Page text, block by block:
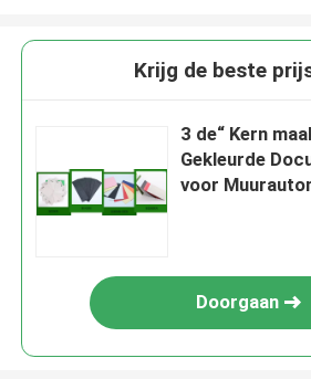
Krijg de beste
3 de“ Kern
Gekleurde
voor
Doorgaan